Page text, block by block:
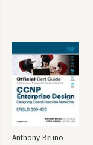
Anthony Bruno